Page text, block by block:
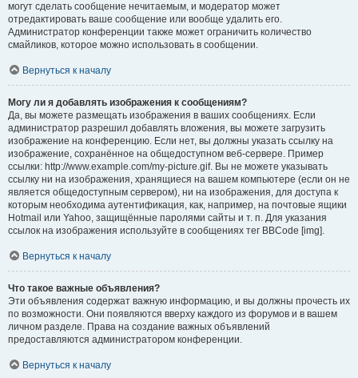
могут сделать сообщение нечитаемым, и модератор может
отредактировать ваше сообщение или вообще удалить его.
Администратор конференции также может ограничить количество
смайликов, которое можно использовать в сообщении.
Вернуться к началу
Могу ли я добавлять изображения к сообщениям?
Да, вы можете размещать изображения в ваших сообщениях. Если
администратор разрешил добавлять вложения, вы можете загрузить
изображение на конференцию. Если нет, вы должны указать ссылку на
изображение, сохранённое на общедоступном веб-сервере. Пример
ссылки: http://www.example.com/my-picture.gif. Вы не можете указывать
ссылку ни на изображения, хранящиеся на вашем компьютере (если он не
является общедоступным сервером), ни на изображения, для доступа к
которым необходима аутентификация, как, например, на почтовые ящики
Hotmail или Yahoo, защищённые паролями сайты и т. п. Для указания
ссылок на изображения используйте в сообщениях тег BBCode [img].
Вернуться к началу
Что такое важные объявления?
Эти объявления содержат важную информацию, и вы должны прочесть их
по возможности. Они появляются вверху каждого из форумов и в вашем
личном разделе. Права на создание важных объявлений
предоставляются администратором конференции.
Вернуться к началу